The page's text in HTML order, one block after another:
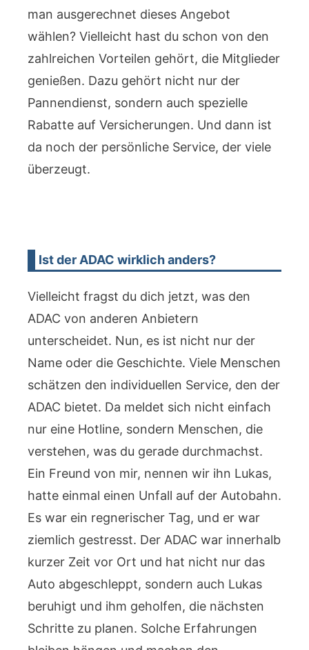
man ausgerechnet dieses Angebot
wählen? Vielleicht hast du schon von den
zahlreichen Vorteilen gehört, die Mitglieder
genießen. Dazu gehört nicht nur der
Pannendienst, sondern auch spezielle
Rabatte auf Versicherungen. Und dann ist
da noch der persönliche Service, der viele
überzeugt.
Ist der ADAC wirklich anders?
Vielleicht fragst du dich jetzt, was den
ADAC von anderen Anbietern
unterscheidet. Nun, es ist nicht nur der
Name oder die Geschichte. Viele Menschen
schätzen den individuellen Service, den der
ADAC bietet. Da meldet sich nicht einfach
nur eine Hotline, sondern Menschen, die
verstehen, was du gerade durchmachst.
Ein Freund von mir, nennen wir ihn Lukas,
hatte einmal einen Unfall auf der Autobahn.
Es war ein regnerischer Tag, und er war
ziemlich gestresst. Der ADAC war innerhalb
kurzer Zeit vor Ort und hat nicht nur das
Auto abgeschleppt, sondern auch Lukas
beruhigt und ihm geholfen, die nächsten
Schritte zu planen. Solche Erfahrungen